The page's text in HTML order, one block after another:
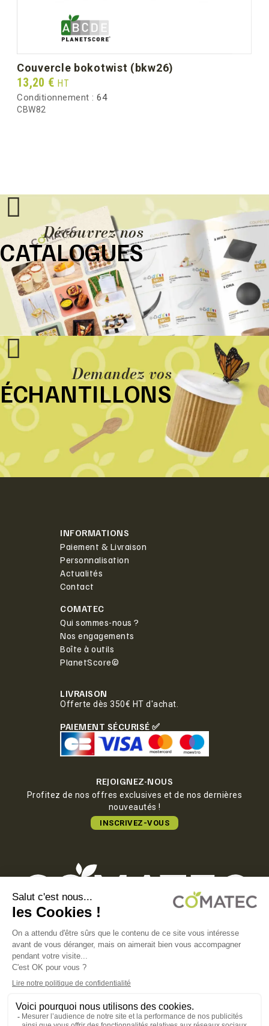
couvercle bokotwist (bkw26)
Prix
13,20 € HT
Conditionnement : 64
CBW82
Découvrez nos
CATALOGUES
Demandez vos
ÉCHANTILLONS
INFORMATIONS
Paiement & Livraison
Personnalisation
Actualités
Contact
COMATEC
Qui sommes-nous ?
Nos engagements
Boîte à outils
PlanetScore©
LIVRAISON
Offerte dès 350€ HT d'achat.
PAIEMENT SÉCURISÉ ✅
REJOIGNEZ-NOUS
Profitez de nos offres exclusives et de nos dernières
nouveautés !
INSCRIVEZ-VOUS
COMATEC PACKAGING
Boulevard François-Xavier Fafeur
11000 Carcassonne, FRANCE
POLITIQUE DE CONFIDENTIALITÉ
POLITIQUE EN MATIÈRE DE COOKIES
CGV